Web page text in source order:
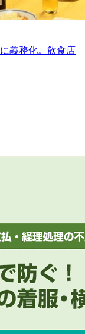
義務化。飲食店